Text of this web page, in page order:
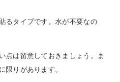
るタイプです。水が不要なの
点は留意しておきましょう。ま
限りがあります。